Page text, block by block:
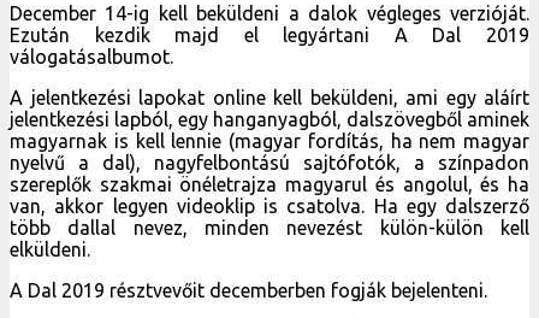
December 14-ig kell beküldeni a dalok végleges verzióját.
Ezután kezdik majd el legyártani A Dal 2019
válogatásalbumot.
A jelentkezési lapokat online kell beküldeni, ami egy aláírt
jelentkezési lapból, egy hanganyagból, dalszövegből aminek
magyarnak is kell lennie (magyar fordítás, ha nem magyar
nyelvű a dal), nagyfelbontású sajtófotók, a színpadon
szereplők szakmai önéletrajza magyarul és angolul, és ha
van, akkor legyen videoklip is csatolva. Ha egy dalszerző
több dallal nevez, minden nevezést külön-külön kell
elküldeni.
A Dal 2019 résztvevőit decemberben fogják bejelenteni.